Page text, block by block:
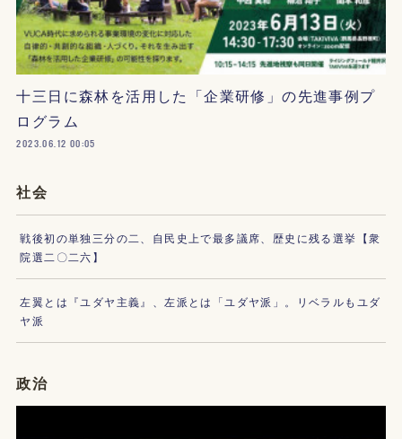
十三日に森林を活用した「企業研修」の先進事例プ
ログラム
2023.06.12 00:05
社会
戦後初の単独三分の二、自民史上で最多議席、歴史に残る選挙【衆
院選二〇二六】
左翼とは『ユダヤ主義』、左派とは「ユダヤ派」。リベラルもユダ
ヤ派
政治